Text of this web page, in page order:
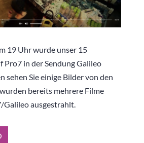
19 Uhr wurde unser 15
Pro7 in der Sendung Galileo
sehen Sie einige Bilder von den
bereits mehrere Filme
Galileo ausgestrahlt.